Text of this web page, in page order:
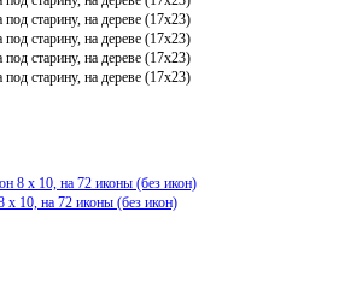
10, на 72 иконы (без икон)